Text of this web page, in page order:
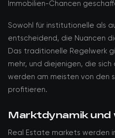
Immobilien-Chancen
Sowohl für institutionelle als
entscheidend, die Nuancen
Das traditionelle Regelwerk
mehr, und diejenigen, die
werden am meisten von den
profitieren.
Marktdynamik
Real Estate markets werden